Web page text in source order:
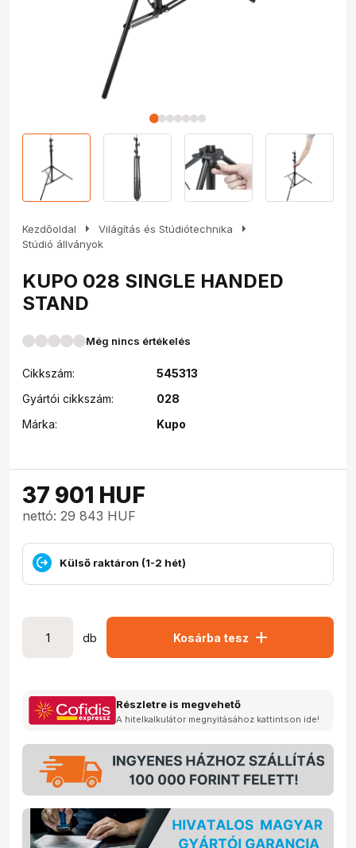
Kezdőoldal arrow_right Világítás és Stúdiótechnika arrow_right
Stúdió állványok
KUPO 028 SINGLE HANDED
STAND
Még nincs értékelés
Cikkszám:
545313
Gyártói cikkszám:
028
Márka:
Kupo
37 901 HUF
nettó: 29 843 HUF
Külső raktáron (1-2 hét)
db Kosárba tesz add
Részletre is megvehető
A hitelkalkulátor megnyitásához kattintson ide!